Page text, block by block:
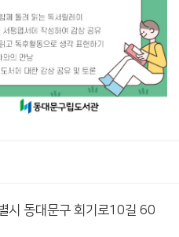
시 동대문구 회기로10길 60